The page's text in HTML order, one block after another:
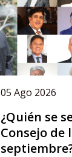
05 Ago 2026
¿Quién se
Consejo de